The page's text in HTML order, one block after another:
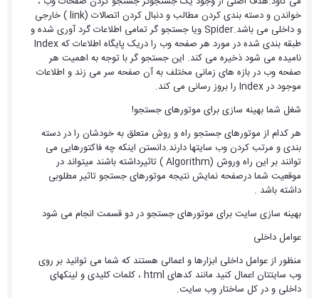
خواندن و دسته بندی کردن مطالب و دنبال کردن اتصالات (link ) خارجی
و داخلی می باشد.Spider ویا جستجو گر تمامی اطلاعات گرد آوری شده و
طبقه بندی شده در مورد هر صفحه وب را دریک پایگاه اطلاعات که Index
نامیده می شود ذخیره می کند. این جستجو گر با توجه به اهمیت هر
صفحه وب در بازه های زمانی مختلف به آن صفحه سر می زند و اطلاعات
موجود در Index را بروز رسانی می کند.
شغل شما بهینه سازی برای موتورهای جستجو!
هر کدام از موتورهای جستجو راه و روش متعلق به خودشان را در دسته
بندی و مرتب کردن وب سایتها دارند.دانستن اینکه چه فاکتورهایی می
توانند بر این راه وروش (Algorithm ) تاثیرداشته باشند میتواند در
موقعیت شما درصفحه نمایش نتیجه موتورهای جستجو تاثیر مطلوبی
داشته باشد .
بهینه سازی سایت برای موتورهای جستجو در دو قسمت انجام می شود
عوامل داخلی
منظور از عوامل داخلی ابزارها و اعمالی هستند که شما می توانید بر روی
وب سایتتان اعمال کنید مانند کدهای html ، کلمات کلیدی و لینکهای
داخلی و در کل ساختار وب سایت.